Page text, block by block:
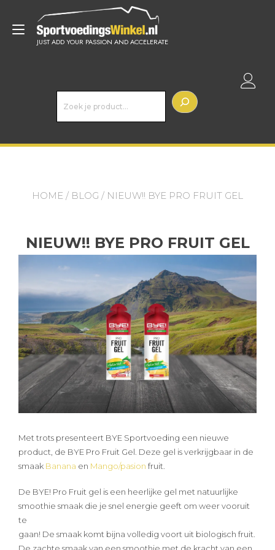
inhoud
JUST ADD YOUR PASSION AND ACCELERATE
Toggle
e
HOME / BLOG / NIEUW!! BYE PRO FRUIT GEL
NIEUW!! BYE PRO FRUIT GEL
Met trots presenteert BYE Sportvoeding een nieuwe
product, de BYE Pro Fruit Gel. Deze gel is verkrijgbaar in de
smaak Banana en Mango/pasion fruit.
De BYE! Pro Fruit gel is een heerlijke gel met natuurlijke
smoothie smaak die je snel energie geeft om weer vooruit
te
gaan! De smaak komt bijna volledig voort uit biologisch fruit.